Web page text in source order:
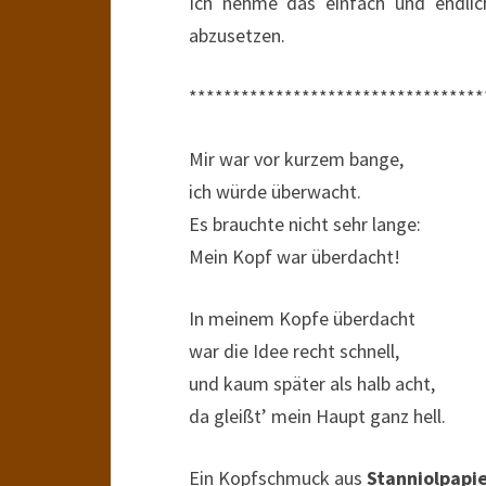
abzusetzen.
Mir war vor kurzem bange,
ich würde überwacht.
Es brauchte nicht sehr lange:
Mein Kopf war überdacht!
In meinem Kopfe überdacht
war die Idee recht schnell,
und kaum später als halb acht,
da gleißt’ mein Haupt ganz hell.
Ein Kopfschmuck aus